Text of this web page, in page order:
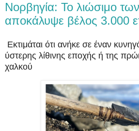
Νορβηγία: Το λιώσιμο
αποκάλυψε βέλος 3.000
Εκτιμάται ότι ανήκε σε έναν
ύστερης λίθινης εποχής ή της
χαλκού